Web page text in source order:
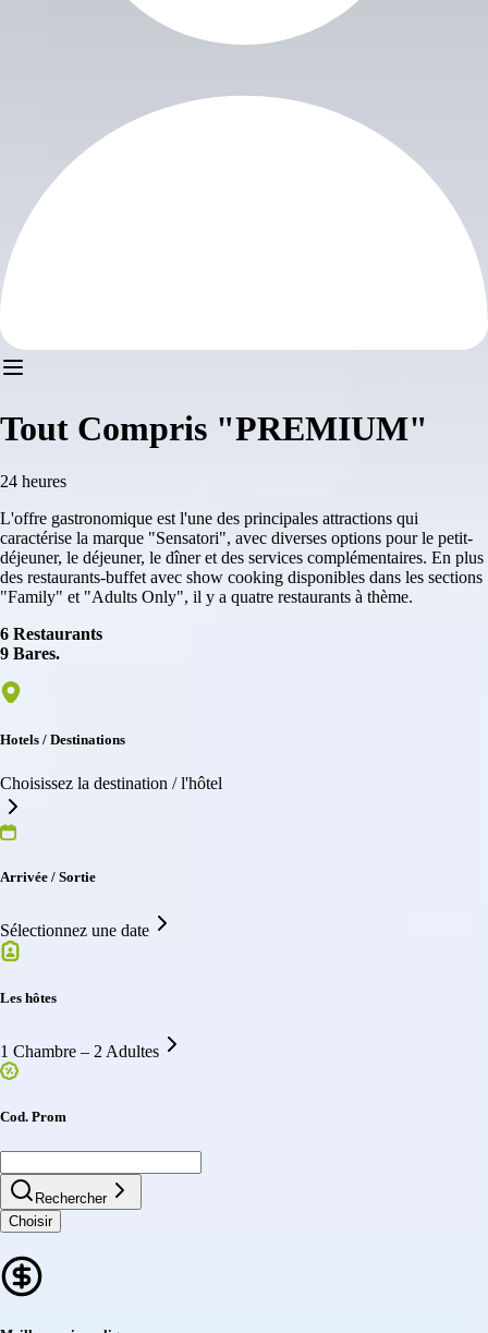
Tout Compris "PREMIUM"
24 heures
L'offre gastronomique est l'une des principales attractions qui
caractérise la marque "Sensatori", avec diverses options pour le petit-
déjeuner, le déjeuner, le dîner et des services complémentaires. En plus
des restaurants-buffet avec show cooking disponibles dans les sections
"Family" et "Adults Only", il y a quatre restaurants à thème.
6 Restaurants
9 Bares.
Hotels / Destinations
Choisissez la destination / l'hôtel
Arrivée / Sortie
Sélectionnez une date
Les hôtes
1 Chambre – 2 Adultes
Cod. Prom
Rechercher
Choisir